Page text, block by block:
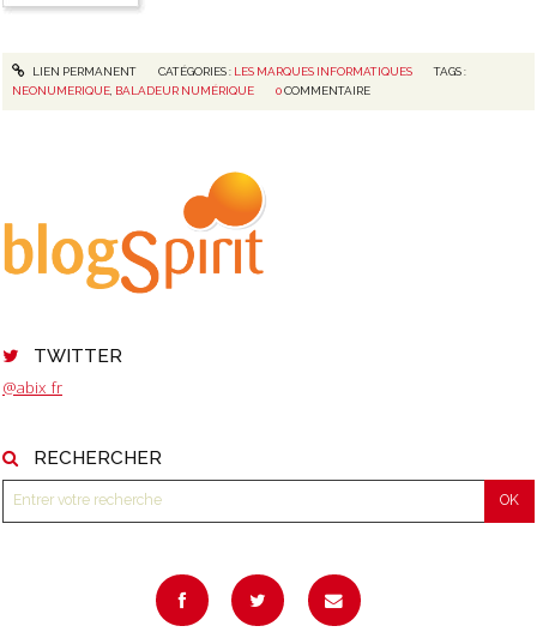
TWITTER
@abix_fr
RECHERCHER
LIEN PERMANENT CATÉGORIES : LES MARQUES INFORMATIQUES
TAGS :
NEONUMERIQUE BALADEUR NUMÉRIQUE 0 COMMENTAIRE